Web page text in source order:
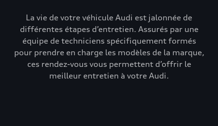
La vie de votre véhicule Audi est jalonnée de
différentes étapes d’entretien. Assurés par une
équipe de techniciens spécifiquement formés
pour prendre en charge les modèles de la marque,
ces rendez-vous vous permettent d’offrir le
meilleur entretien à votre Audi.